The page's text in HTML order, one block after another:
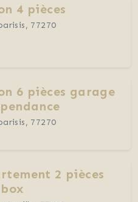
4 pièces
77270
6 pièces garage
77270
2 pièces